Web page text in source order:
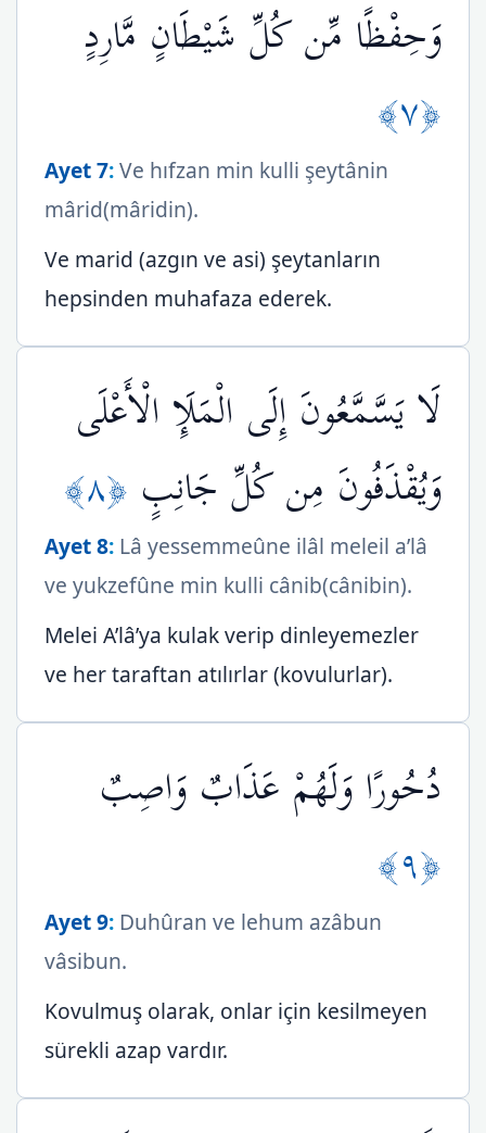
وَحِفْظًا مِّن كُلِّ شَيْطَانٍ مَّارِدٍ
﴿٧﴾
Ayet 7:Ve hıfzan min kulli şeytânin
mârid(mâridin).
Ve marid (azgın ve asi) şeytanların
hepsinden muhafaza ederek.
لَا يَسَّمَّعُونَ إِلَى الْمَلَإِ الْأَعْلَى
وَيُقْذَفُونَ مِن كُلِّ جَانِبٍ ﴿٨﴾
Ayet 8: Lâ yessemmeûne ilâl meleil a’lâ
ve yukzefûne min kulli cânib(cânibin).
Melei A’lâ’ya kulak verip dinleyemezler
ve her taraftan atılırlar (kovulurlar).
دُحُورًا وَلَهُمْ عَذَابٌ وَاصِبٌ
﴿٩﴾
Ayet 9: Duhûran ve lehum azâbun
vâsibun.
Kovulmuş olarak, onlar için kesilmeyen
sürekli azap vardır.